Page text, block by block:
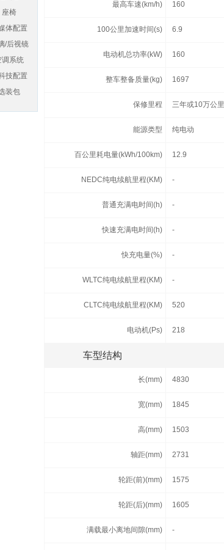
最高车速(km/h) 160
100公里加速时间(s) 6.9
电动机总功率(kW) 160
整车整备质量(kg) 1697
保修里程 三年或10万公里
能源类型 纯电动
百公里耗电量(kWh/100km) 12.9
NEDC纯电续航里程(KM) -
普通充满电时间(h) -
快速充满电时间(h) -
快充电量(%) -
WLTC纯电续航里程(KM) -
CLTC纯电续航里程(KM) 520
电动机(Ps) 218
车型结构
长(mm) 4830
宽(mm) 1845
高(mm) 1503
轴距(mm) 2731
轮距(前)(mm) 1575
轮距(后)(mm) 1605
满载最小离地间隙(mm) -
座椅
体配置
/后视镜
调系统
技配置
装包